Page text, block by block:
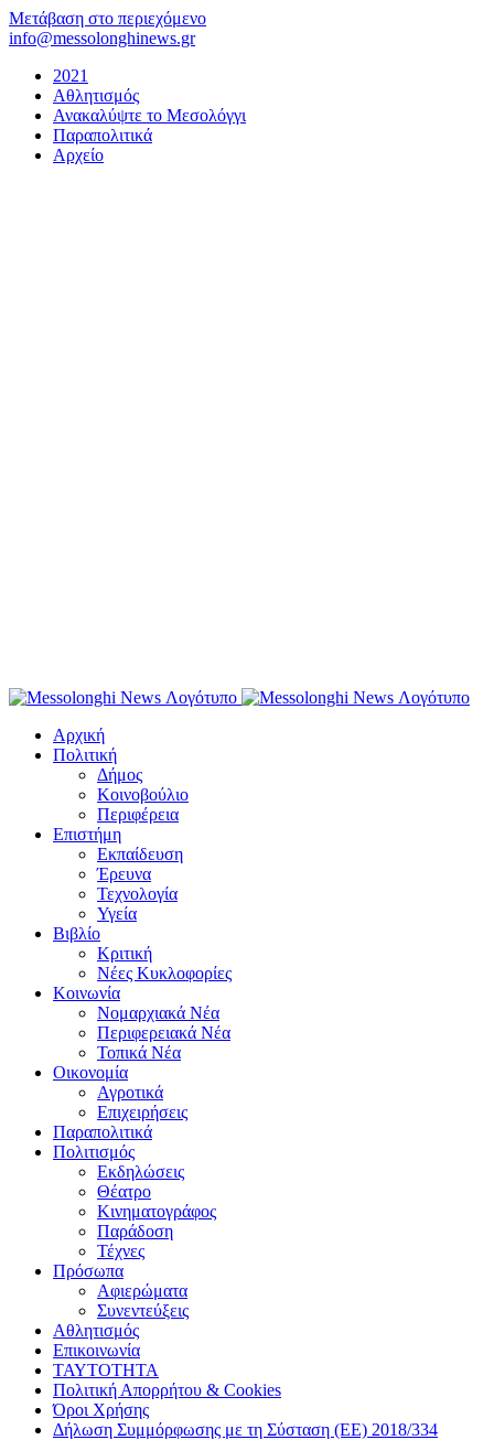
Μετάβαση στο περιεχόμενο
info@messolonghinews.gr
2021
Αθλητισμός
Ανακαλύψτε το Μεσολόγγι
Παραπολιτικά
Αρχείο
Αρχική
Πολιτική
Δήμος
Κοινοβούλιο
Περιφέρεια
Επιστήμη
Εκπαίδευση
Έρευνα
Τεχνολογία
Υγεία
Βιβλίο
Κριτική
Νέες Κυκλοφορίες
Κοινωνία
Νομαρχιακά Νέα
Περιφερειακά Νέα
Τοπικά Νέα
Οικονομία
Αγροτικά
Επιχειρήσεις
Παραπολιτικά
Πολιτισμός
Εκδηλώσεις
Θέατρο
Κινηματογράφος
Παράδοση
Τέχνες
Πρόσωπα
Αφιερώματα
Συνεντεύξεις
Αθλητισμός
Επικοινωνία
ΤΑΥΤΟΤΗΤΑ
Πολιτική Απορρήτου & Cookies
Όροι Χρήσης
Δήλωση Συμμόρφωσης με τη Σύσταση (ΕΕ) 2018/334